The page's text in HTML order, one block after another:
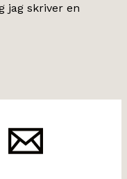
jag skriver en